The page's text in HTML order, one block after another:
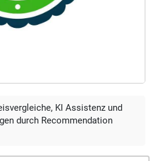
KI Assistenz und
durch Recommendation